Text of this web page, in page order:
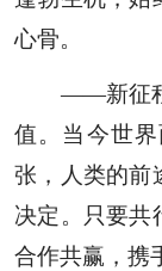
心骨。
——新征程
值。当今世
张，人类的前
决定。只要共
合作共赢，携